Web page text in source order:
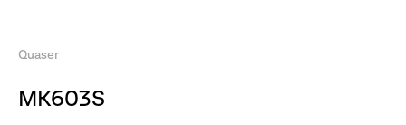
Quaser
MK603S